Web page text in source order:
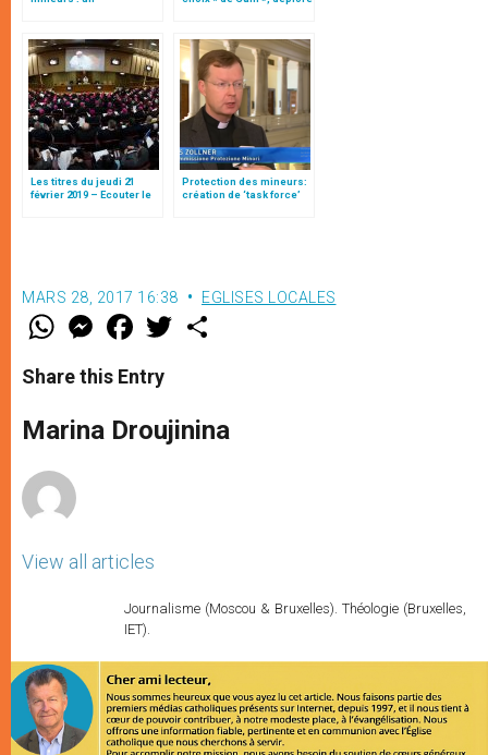
Zollner
Les titres du jeudi 21
février 2019 – Ecouter le
Protection des mineurs:
création de ‘task force’
MARS 28, 2017 16:38 EGLISES LOCALES
W
t
s
p
p
M
e
s
e
g
e
F
a
e
b
o
k
w
r
Share this Entry
Marina Droujinina
View all articles
Journalisme (Moscou & Bruxelles). Théologie (Bruxelles,
IET).